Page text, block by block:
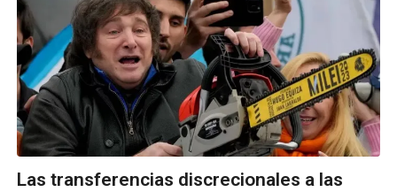
Las transferencias discrecionales a las